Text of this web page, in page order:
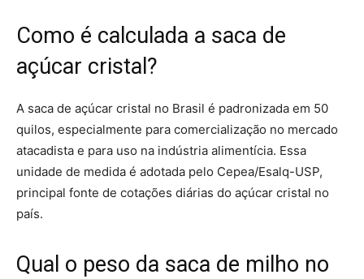
Como é calculada a saca de
açúcar cristal?
A saca de açúcar cristal no Brasil é padronizada em 50
quilos, especialmente para comercialização no mercado
atacadista e para uso na indústria alimentícia. Essa
unidade de medida é adotada pelo Cepea/Esalq-USP,
principal fonte de cotações diárias do açúcar cristal no
país.
Qual o peso da saca de milho no